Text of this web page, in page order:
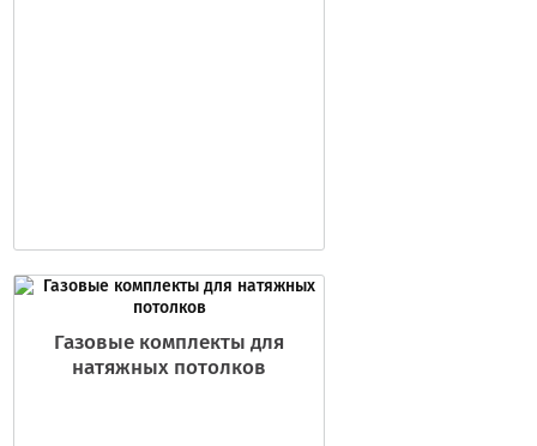
Газовые комплекты для
натяжных потолков